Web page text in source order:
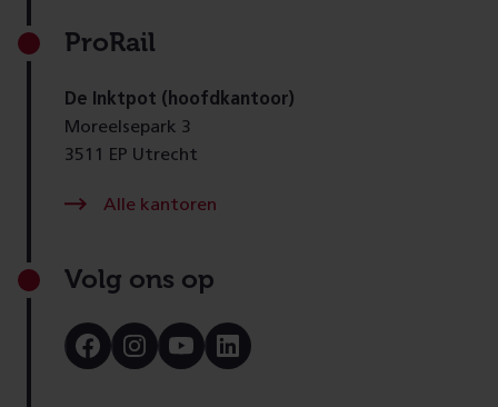
ProRail
De Inktpot (hoofdkantoor)
Moreelsepark 3
3511 EP Utrecht
Alle kantoren
Volg ons op
Bezoek
onze
Bezoek
onze
Bezoek
onze
Bezoek
onze